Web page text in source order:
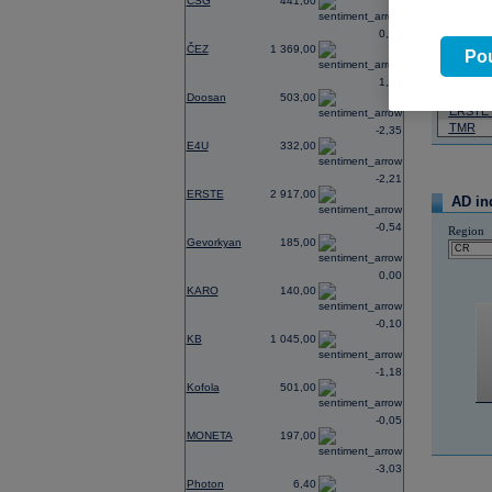
ČEZ 1 369,00
0,74
Doosan 503,00
1,21
E4U 332,00
-2,35
ERSTE 2 917,00
-2,21
Gevorkyan 185,00
-0,54
KARO 140,00
0,00
KB 1 045,00
-0,10
Kofola 501,00
-1,18
MONETA 197,00
-0,05
Photon 6,40
-3,03
Název
ČEZ
ERSTE
TMR
AD
Region